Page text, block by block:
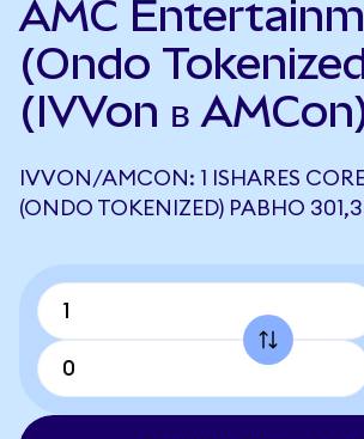
AMC
(Ondo
(IVVon в
IVVON/AMCON: 1 ISHARES
(ONDO TOKENIZED) РАВНО